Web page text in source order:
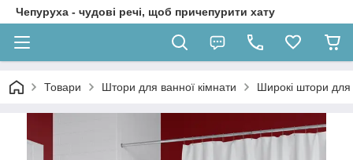
Чепуруха - чудовi речi, щоб причепурити хату
Товари Штори для ванної кімнати Широкі штори